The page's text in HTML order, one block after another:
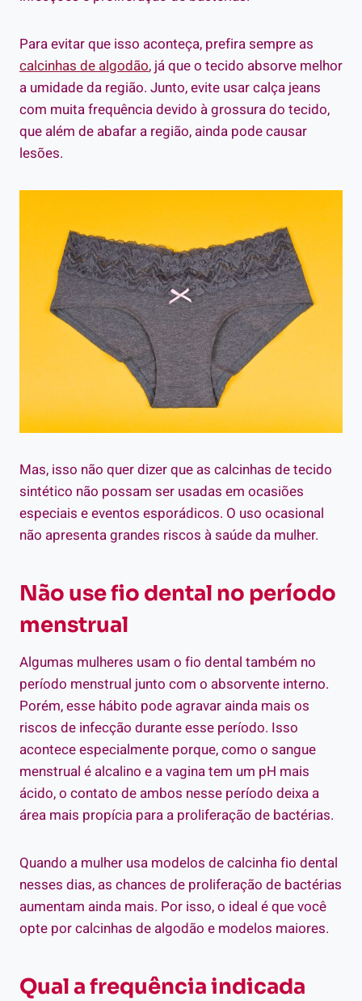
Para evitar que isso aconteça, prefira sempre as
calcinhas de algodão, já que o tecido absorve melhor
a umidade da região. Junto, evite usar calça jeans
com muita frequência devido à grossura do tecido,
que além de abafar a região, ainda pode causar
lesões.
Mas, isso não quer dizer que as calcinhas de tecido
sintético não possam ser usadas em ocasiões
especiais e eventos esporádicos. O uso ocasional
não apresenta grandes riscos à saúde da mulher.
Não use fio dental no período
menstrual
Algumas mulheres usam o fio dental também no
período menstrual junto com o absorvente interno.
Porém, esse hábito pode agravar ainda mais os
riscos de infecção durante esse período. Isso
acontece especialmente porque, como o sangue
menstrual é alcalino e a vagina tem um pH mais
ácido, o contato de ambos nesse período deixa a
área mais propícia para a proliferação de bactérias.
Quando a mulher usa modelos de calcinha fio dental
nesses dias, as chances de proliferação de bactérias
aumentam ainda mais. Por isso, o ideal é que você
opte por calcinhas de algodão e modelos maiores.
Qual a frequência indicada